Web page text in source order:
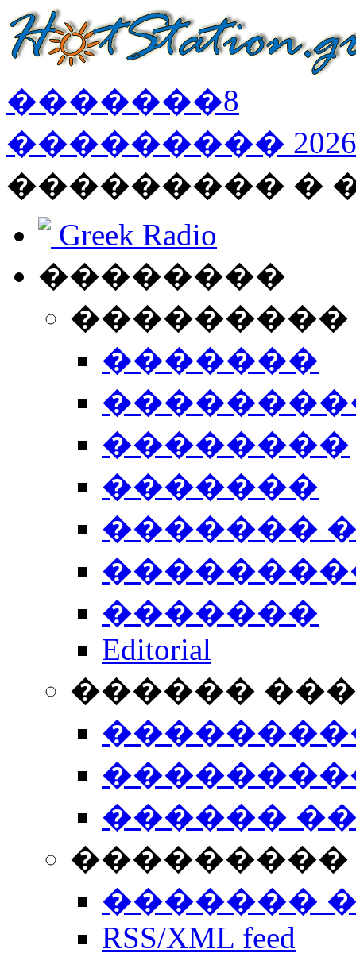
�������8
��������� 2026
��������� �
Greek Radio
��������
�������
��������
�������
�������
�������
Editorial
������
������
���������
�������
RSS/XML feed